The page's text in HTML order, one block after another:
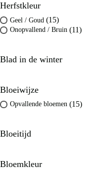
Herfstkleur
Geel / Goud (15)
Onopvallend / Bruin (11)
Blad in de winter
Bloeiwijze
Opvallende bloemen (15)
Bloeitijd
Bloemkleur